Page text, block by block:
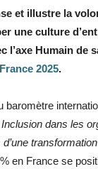
et illustre la
une culture
l’axe Humain de
2025.
baromètre
dans les
en France se